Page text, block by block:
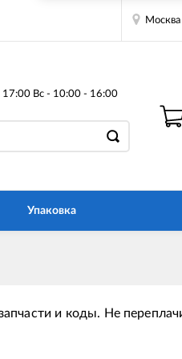
Москва
Вс - 10:00 - 16:00
Упаковка
и коды. Не